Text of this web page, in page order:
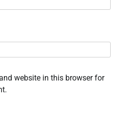
website in this browser for